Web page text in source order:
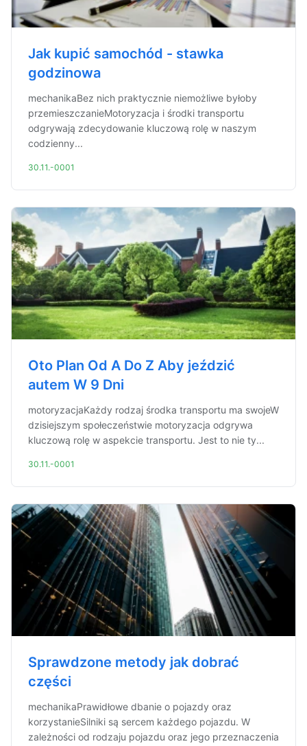
Jak kupić samochód - stawka
godzinowa
mechanikaBez nich praktycznie niemożliwe byłoby
przemieszczanieMotoryzacja i środki transportu
odgrywają zdecydowanie kluczową rolę w naszym
codzienny...
30.11.-0001
Oto Plan Od A Do Z Aby jeździć
autem W 9 Dni
motoryzacjaKażdy rodzaj środka transportu ma swojeW
dzisiejszym społeczeństwie motoryzacja odgrywa
kluczową rolę w aspekcie transportu. Jest to nie ty...
30.11.-0001
Sprawdzone metody jak dobrać
części
mechanikaPrawidłowe dbanie o pojazdy oraz
korzystanieSilniki są sercem każdego pojazdu. W
zależności od rodzaju pojazdu oraz jego przeznaczenia